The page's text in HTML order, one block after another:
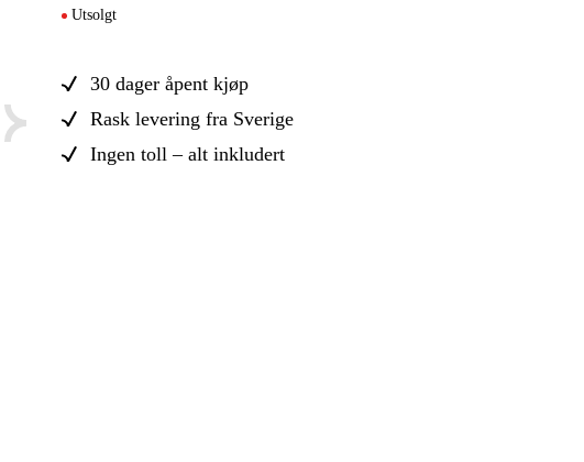
Hjem Og Fritid
Utsolgt
30 dager åpent kjøp
Rask levering fra Sverige
Ingen toll – alt inkludert